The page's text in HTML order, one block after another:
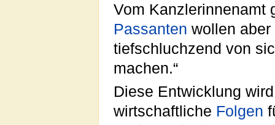
Vom Kanzlerinnenamt
Passanten wollen
tiefschluchzend von
machen.“
Diese Entwicklung
wirtschaftliche Folgen